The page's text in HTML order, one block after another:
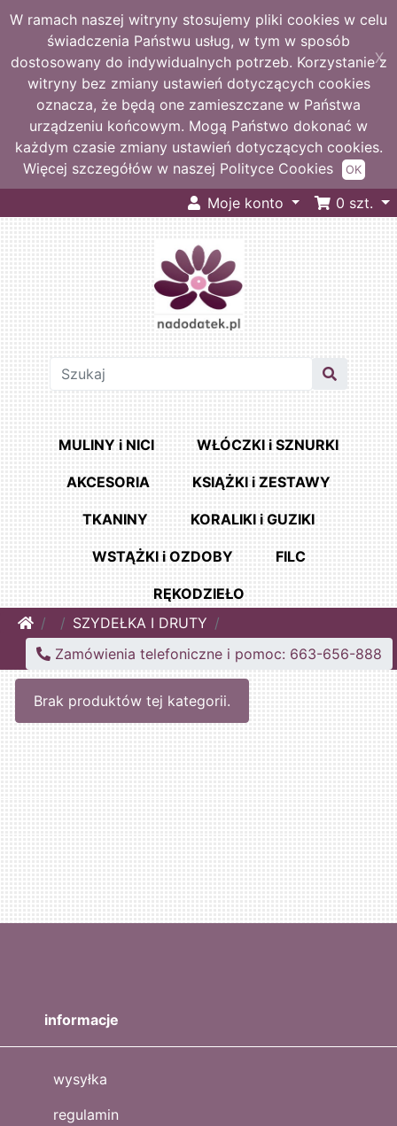
W ramach naszej witryny stosujemy pliki cookies w celu
świadczenia Państwu usług, w tym w sposób
dostosowany do indywidualnych potrzeb. Korzystanie z
witryny bez zmiany ustawień dotyczących cookies
oznacza, że będą one zamieszczane w Państwa
urządzeniu końcowym. Mogą Państwo dokonać w
każdym czasie zmiany ustawień dotyczących cookies.
Więcej szczegółów w naszej Polityce Cookies
X
OK
Moje konto 0 szt.
MULINY i NICI WŁÓCZKI i SZNURKI
AKCESORIA KSIĄŻKI i ZESTAWY
TKANINY KORALIKI i GUZIKI
WSTĄŻKI i OZDOBY FILC
RĘKODZIEŁO
Home SZYDEŁKA I DRUTY
Zamówienia telefoniczne i pomoc: 663-656-888
Brak produktów tej kategorii.
informacje
wysyłka
regulamin